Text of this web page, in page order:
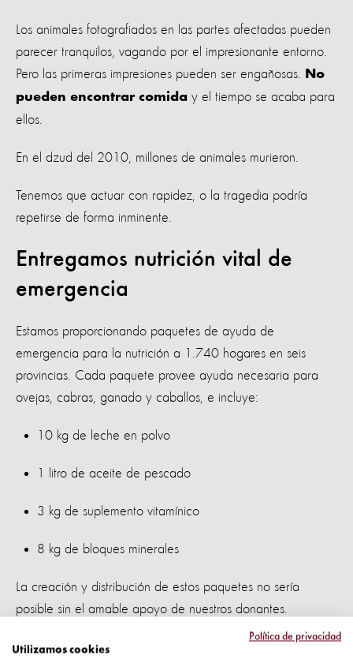
Los animales fotografiados en las partes afectadas pueden
parecer tranquilos, vagando por el impresionante entorno.
Pero las primeras impresiones pueden ser engañosas.
No
pueden encontrar comida y el tiempo se acaba para
ellos.
En el dzud del 2010, millones de animales murieron.
Tenemos que actuar con rapidez, o la tragedia podría
repetirse de forma inminente.
Entregamos nutrición vital de
emergencia
Estamos proporcionando paquetes de ayuda de
emergencia para la nutrición a 1.740 hogares en seis
provincias. Cada paquete provee ayuda necesaria para
ovejas, cabras, ganado y caballos, e incluye:
10 kg de leche en polvo
1 litro de aceite de pescado
3 kg de suplemento vitamínico
8 kg de bloques minerales
La creación y distribución de estos paquetes no sería
posible sin el amable apoyo de nuestros donantes.
Trabajando en conjunto
Política de privacidad
Utilizamos cookies